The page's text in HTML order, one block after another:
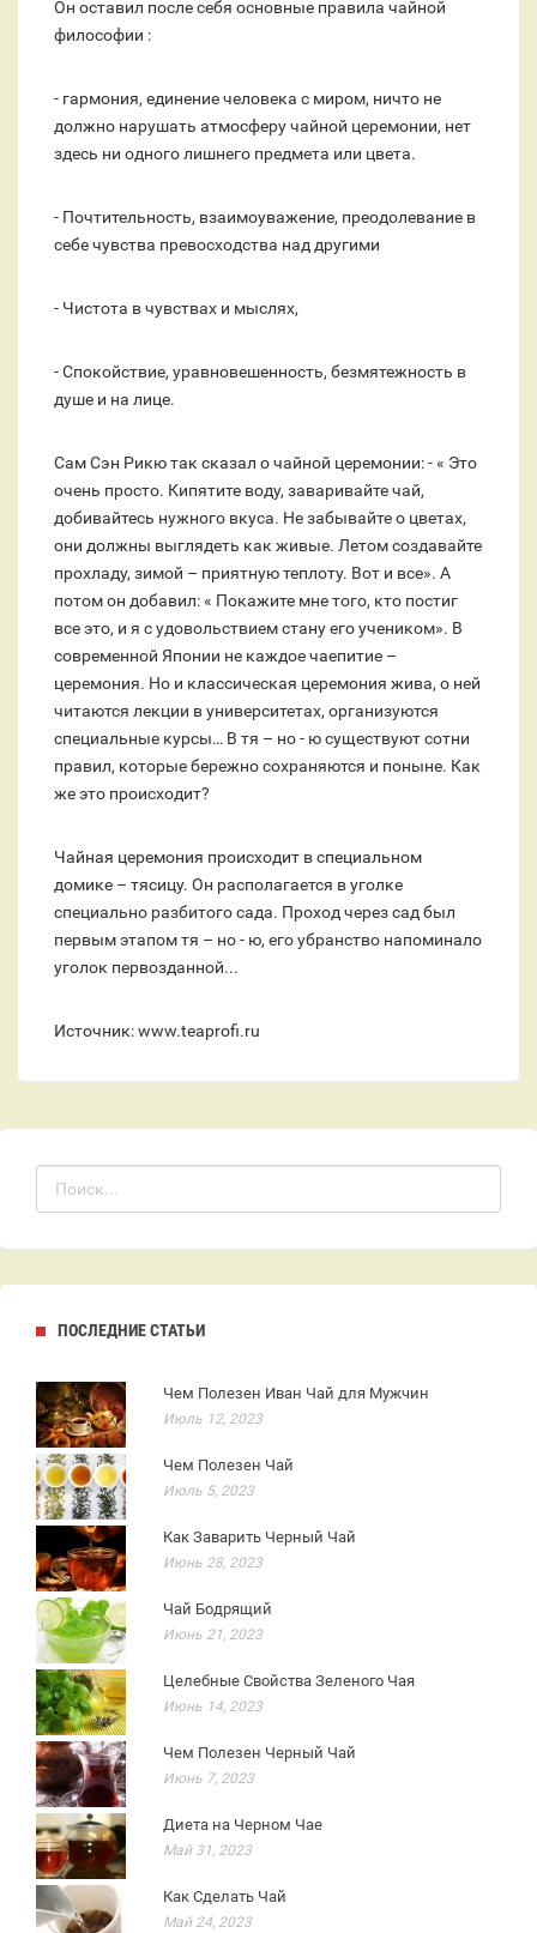
Он оставил после себя основные правила чайной
философии :
- гармония, единение человека с миром, ничто не
должно нарушать атмосферу чайной церемонии, нет
здесь ни одного лишнего предмета или цвета.
- Почтительность, взаимоуважение, преодолевание в
себе чувства превосходства над другими
- Чистота в чувствах и мыслях,
- Спокойствие, уравновешенность, безмятежность в
душе и на лице.
Сам Сэн Рикю так сказал о чайной церемонии: - « Это
очень просто. Кипятите воду, заваривайте чай,
добивайтесь нужного вкуса. Не забывайте о цветах,
они должны выглядеть как живые. Летом создавайте
прохладу, зимой – приятную теплоту. Вот и все». А
потом он добавил: « Покажите мне того, кто постиг
все это, и я с удовольствием стану его учеником». В
современной Японии не каждое чаепитие –
церемония. Но и классическая церемония жива, о ней
читаются лекции в университетах, организуются
специальные курсы… В тя – но - ю существуют сотни
правил, которые бережно сохраняются и поныне. Как
же это происходит?
Чайная церемония происходит в специальном
домике – тясицу. Он располагается в уголке
специально разбитого сада. Проход через сад был
первым этапом тя – но - ю, его убранство напоминало
уголок первозданной...
Источник: www.teaprofi.ru
ПОСЛЕДНИЕ СТАТЬИ
Чем Полезен Иван Чай для Мужчин
Июль 12, 2023
Чем Полезен Чай
Июль 5, 2023
Как Заварить Черный Чай
Июнь 28, 2023
Чай Бодрящий
Июнь 21, 2023
Целебные Свойства Зеленого Чая
Июнь 14, 2023
Чем Полезен Черный Чай
Июнь 7, 2023
Диета на Черном Чае
Май 31, 2023
Как Сделать Чай
Май 24, 2023